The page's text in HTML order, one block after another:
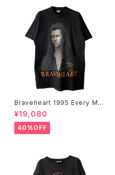
Braveheart 1995 Every Ma
n Dies, Not Every Man Real
ly Lives Movie Promo Tee
¥19,080
40%OFF